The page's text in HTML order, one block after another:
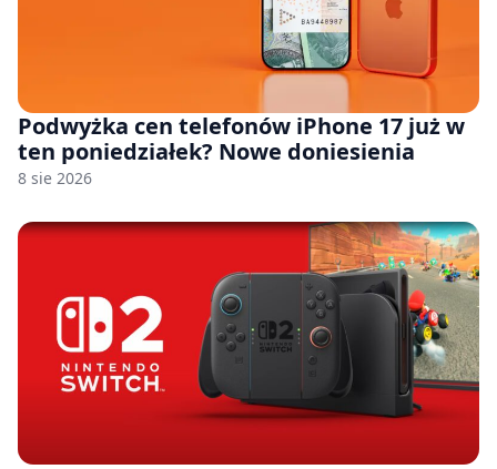
Podwyżka cen telefonów iPhone 17 już w
ten poniedziałek? Nowe doniesienia
8 sie 2026